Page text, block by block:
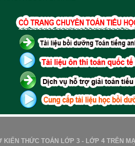
KIẾN THỨC TOÁN LỚP 3 - LỚP 4 TRÊN